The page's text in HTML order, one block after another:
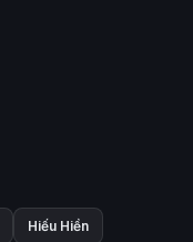
Hiếu Hiền